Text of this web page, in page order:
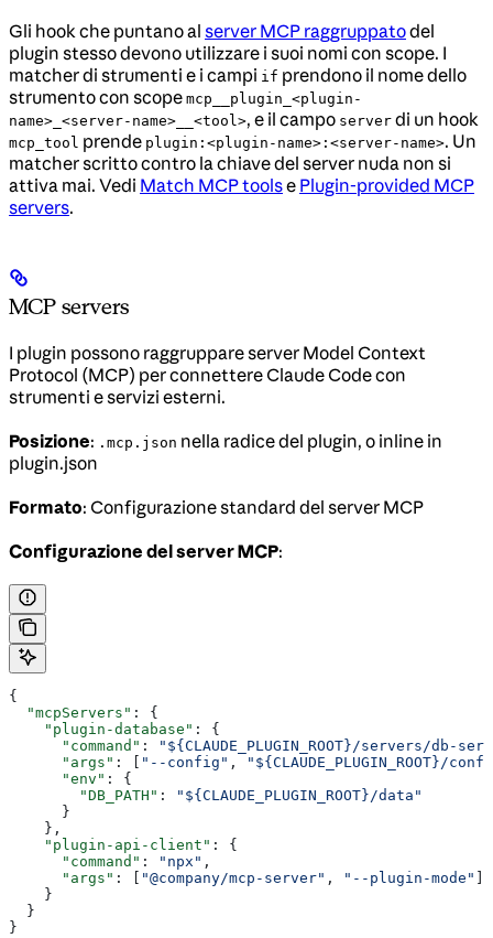
Gli hook che puntano al server MCP raggruppatodel
plugin stesso devono utilizzare i suoi nomi con scope. I
matcher di strumenti e i campi if prendono il nome dello
strumento con scope mcp__plugin_<plugin-
name>_<server-name>__<tool>, e il campo server di un hook
mcp_tool prende plugin:<plugin-name>:<server-name>. Un
matcher scritto contro la chiave del server nuda non si
attiva mai. Vedi Match MCP toolse Plugin-provided MCP
servers.
MCP servers
I plugin possono raggruppare server Model Context
Protocol (MCP) per connettere Claude Code con
strumenti e servizi esterni.
Posizione: .mcp.json nella radice del plugin, o inline in
plugin.json
Formato: Configurazione standard del server MCP
Configurazione del server MCP:
{
  "mcpServers"
: {
    "plugin-database"
: {
      "command"
:
"${CLAUDE_PLUGIN_ROOT}/servers/db-
      "args"
: [ "--config" ,
"${CLAUDE_PLUGIN_ROOT}/
      "env"
: {
        "DB_PATH"
:
"${CLAUDE_PLUGIN_ROOT}/data"
      }
    },
    "plugin-api-client"
: {
      "command"
: "npx" ,
      "args"
: [ "@company/mcp-server" , "--plugin-mode"
    }
  }
}